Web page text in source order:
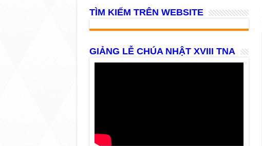
TÌM KIẾM TRÊN WEBSITE
GIẢNG LỄ CHÚA NHẬT XVIII TNA